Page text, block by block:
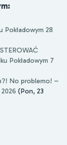
Pokładowym 28
Pokładowym 7
No problemo! –
(Pon, 23